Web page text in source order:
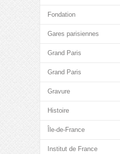
Fondation
Gares parisiennes
Grand Paris
Grand Paris
Gravure
Histoire
Île-de-France
Institut de France